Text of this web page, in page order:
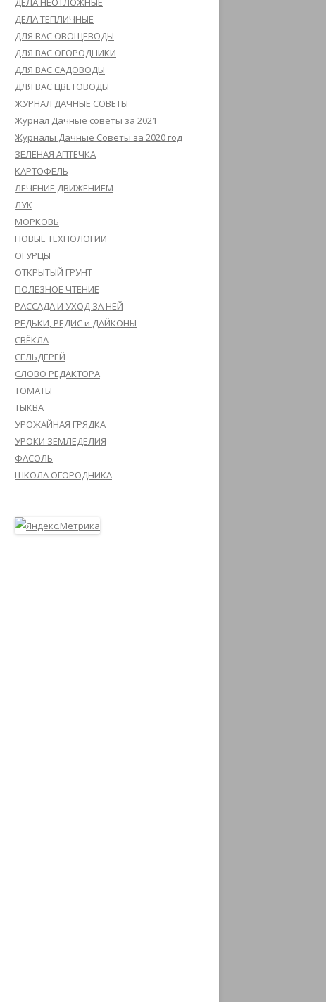
ДЕЛА ТЕПЛИЧНЫЕ
ДЛЯ ВАС ОВОЩЕВОДЫ
ДЛЯ ВАС ОГОРОДНИКИ
ДЛЯ ВАС САДОВОДЫ
ДЛЯ ВАС ЦВЕТОВОДЫ
ЖУРНАЛ ДАЧНЫЕ СОВЕТЫ
Журнал Дачные советы за 2021
Журналы Дачные Советы за 2020 год
ЗЕЛЕНАЯ АПТЕЧКА
КАРТОФЕЛЬ
ЛЕЧЕНИЕ ДВИЖЕНИЕМ
ЛУК
МОРКОВЬ
НОВЫЕ ТЕХНОЛОГИИ
ОГУРЦЫ
ОТКРЫТЫЙ ГРУНТ
ПОЛЕЗНОЕ ЧТЕНИЕ
РАССАДА И УХОД ЗА НЕЙ
РЕДЬКИ, РЕДИС и ДАЙКОНЫ
СВЁКЛА
СЕЛЬДЕРЕЙ
СЛОВО РЕДАКТОРА
ТОМАТЫ
ТЫКВА
УРОЖАЙНАЯ ГРЯДКА
УРОКИ ЗЕМЛЕДЕЛИЯ
ФАСОЛЬ
ШКОЛА ОГОРОДНИКА